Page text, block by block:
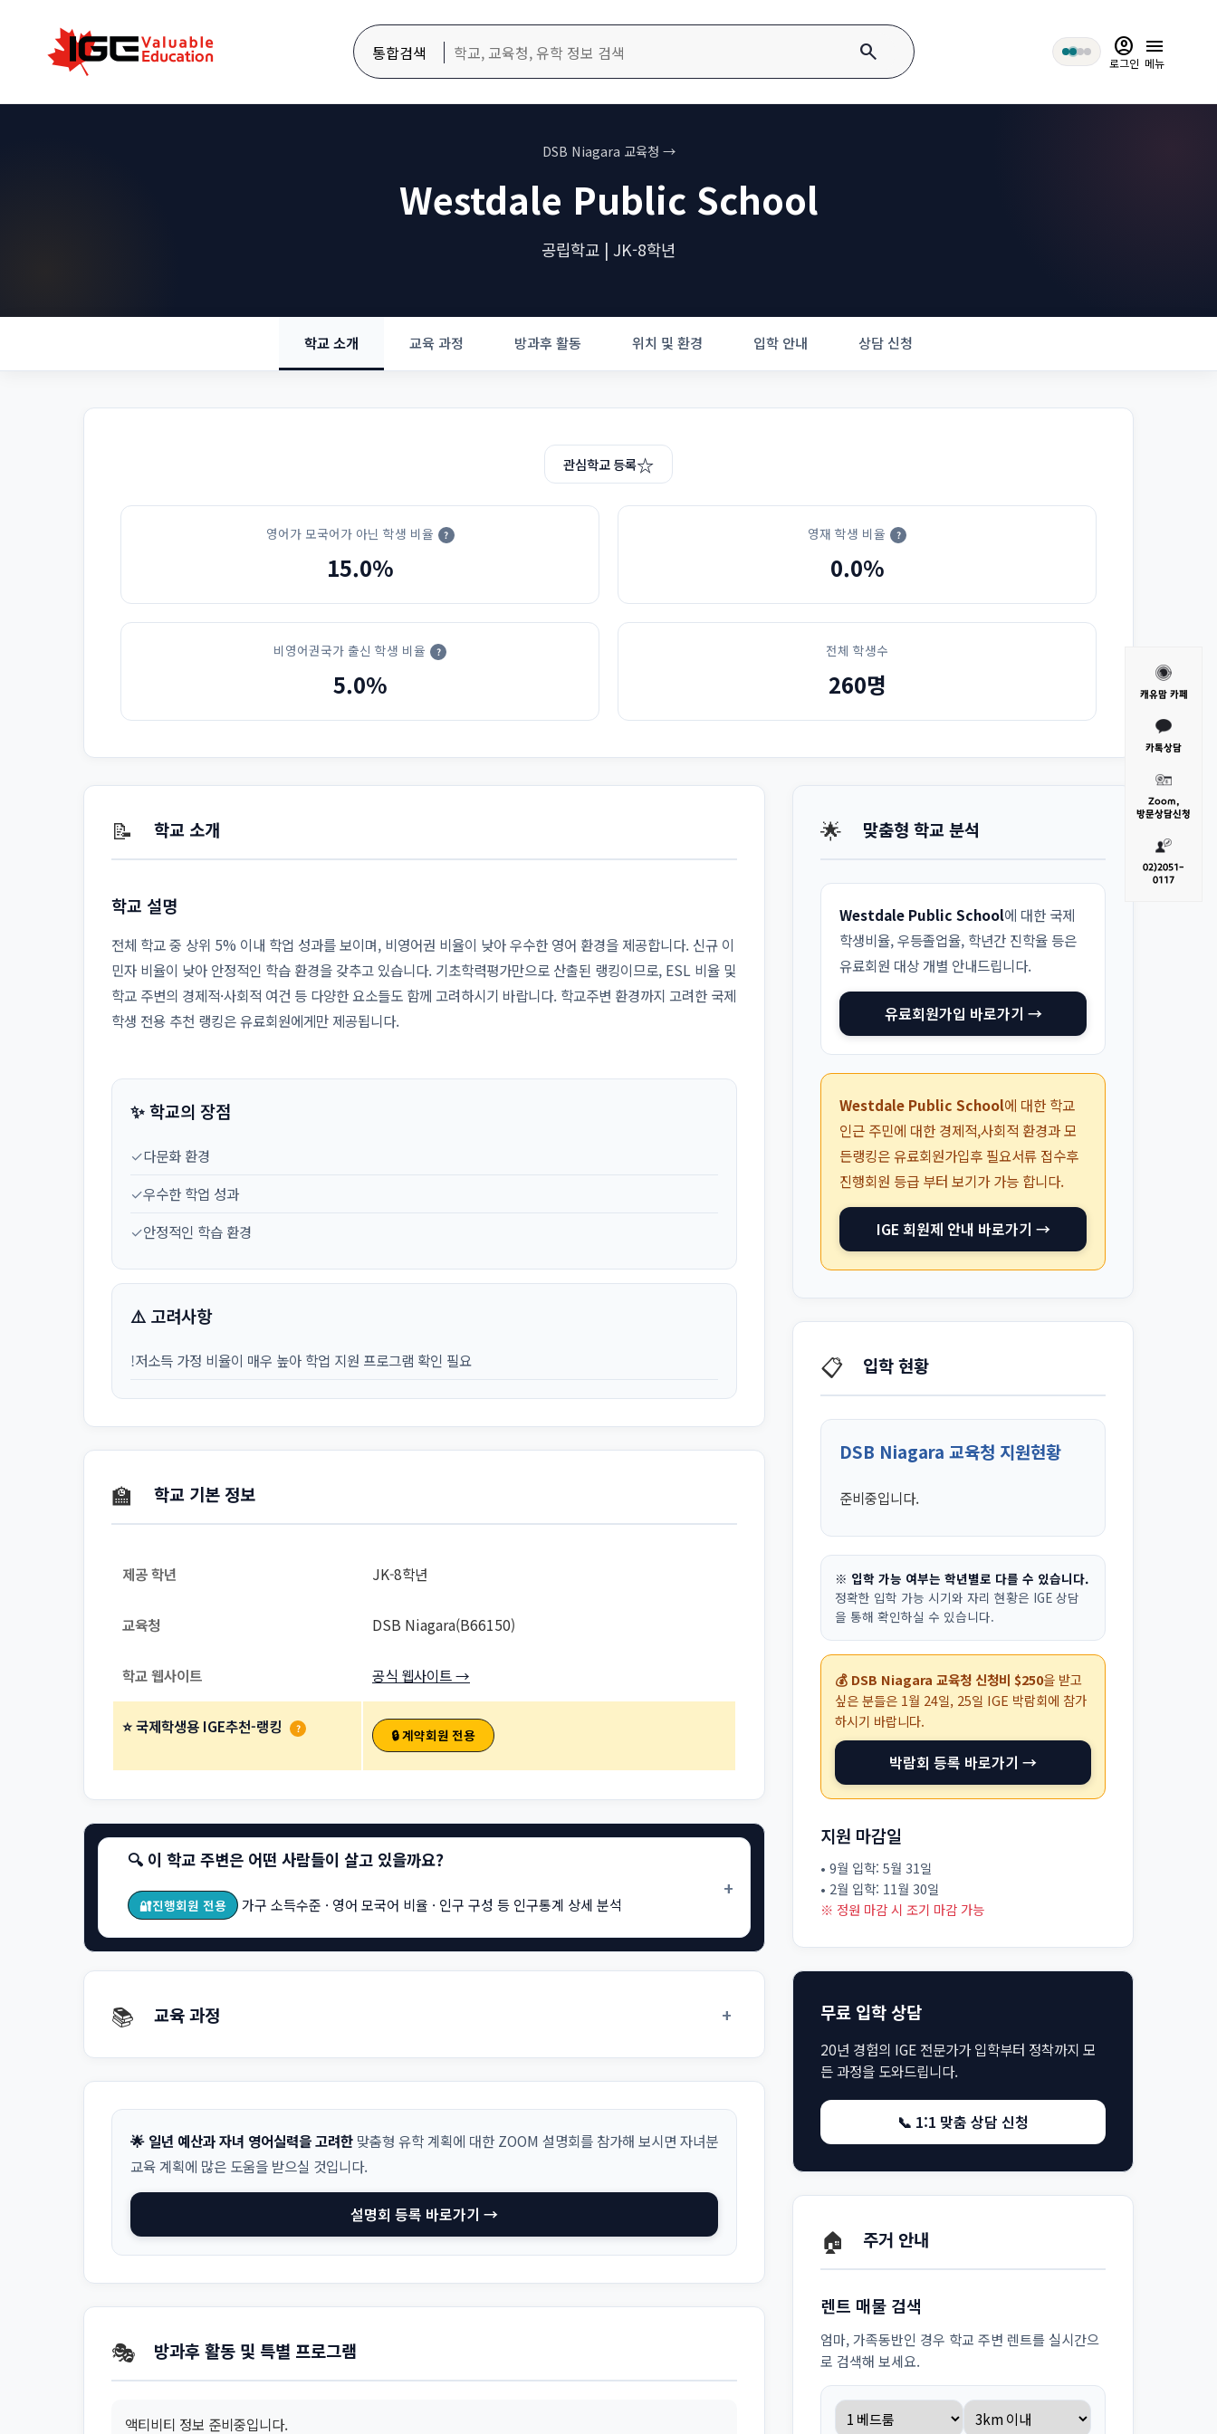
통합검색 search account_circle
로그인
menu
메뉴
DSB Niagara 교육청 →
Westdale Public School
공립학교 | JK-8학년
학교 소개 교육 과정 방과후 활동 위치 및 환경 입학 안내 상담 신청
관심학교 등록☆
영어가 모국어가 아닌 학생 비율 ?
15.0%
영재 학생 비율 ?
0.0%
비영어권국가 출신 학생 비율 ?
5.0%
전체 학생수
260명
📝 학교 소개
학교 설명
전체 학교 중 상위 5% 이내 학업 성과를 보이며, 비영어권 비율이 낮아 우수한 영어 환경을 제공합니다. 신규 이
민자 비율이 낮아 안정적인 학습 환경을 갖추고 있습니다. 기초학력평가만으로 산출된 랭킹이므로, ESL 비율 및
학교 주변의 경제적·사회적 여건 등 다양한 요소들도 함께 고려하시기 바랍니다. 학교주변 환경까지 고려한 국제
학생 전용 추천 랭킹은 유료회원에게만 제공됩니다.
✨ 학교의 장점
✓다문화 환경
✓우수한 학업 성과
✓안정적인 학습 환경
⚠️ 고려사항
!저소득 가정 비율이 매우 높아 학업 지원 프로그램 확인 필요
🏫 학교 기본 정보
제공 학년 JK-8학년
교육청 DSB Niagara(B66150)
학교 웹사이트 공식 웹사이트 →
⭐ 국제학생용 IGE추천-랭킹 ? 🔒 계약회원 전용
🔍 이 학교 주변은 어떤 사람들이 살고 있을까요?
🔐진행회원 전용 가구 소득수준 · 영어 모국어 비율 · 인구 구성 등 인구통계 상세 분석
+
📚 교육 과정 +
🌟 일년 예산과 자녀 영어실력을 고려한 맞춤형 유학 계획에 대한 ZOOM 설명회를 참가해 보시면 자녀분
교육 계획에 많은 도움을 받으실 것입니다.
설명회 등록 바로가기 →
🎭 방과후 활동 및 특별 프로그램
액티비티 정보 준비중입니다.
🌟 맞춤형 학교 분석
Westdale Public School에 대한 국제
학생비율, 우등졸업율, 학년간 진학율 등은
유료회원 대상 개별 안내드립니다.
유료회원가입 바로가기 →
Westdale Public School에 대한 학교
인근 주민에 대한 경제적,사회적 환경과 모
든랭킹은 유료회원가입후 필요서류 접수후
진행회원 등급 부터 보기가 가능 합니다.
IGE 회원제 안내 바로가기 →
📋 입학 현황
DSB Niagara 교육청 지원현황
준비중입니다.
※ 입학 가능 여부는 학년별로 다를 수 있습니다.
정확한 입학 가능 시기와 자리 현황은 IGE 상담
을 통해 확인하실 수 있습니다.
💰 DSB Niagara 교육청 신청비 $250을 받고
싶은 분들은 1월 24일, 25일 IGE 박람회에 참가
하시기 바랍니다.
박람회 등록 바로가기 →
지원 마감일
• 9월 입학: 5월 31일
• 2월 입학: 11월 30일
※ 정원 마감 시 조기 마감 가능
무료 입학 상담
20년 경험의 IGE 전문가가 입학부터 정착까지 모
든 과정을 도와드립니다.
📞 1:1 맞춤 상담 신청
🏠 주거 안내
렌트 매물 검색
엄마, 가족동반인 경우 학교 주변 렌트를 실시간으
로 검색해 보세요.
캐유맘 카페
카톡상담
Zoom,
방문상담신청
02)2051-
0117